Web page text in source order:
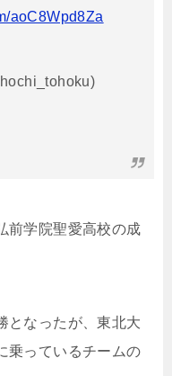
aoC8Wpd8Za
前学院聖愛高校の成
となったが、東北大
乗っているチームの